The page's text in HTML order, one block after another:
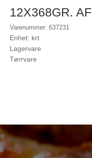
12X368GR. AF
Varenummer: 637231
Enhet: krt
Lagervare
Tørrvare